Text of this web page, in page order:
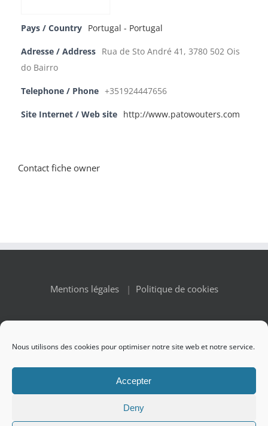
Nous utilisons des cookies pour optimiser notre site web et notre service.
Accepter
Deny
Pays / Country Portugal - Portugal
Adresse / Address
Rua de Sto André 41, 3780 502 Ois
do Bairro
Telephone / Phone +351924447656
Site Internet / Web site http://www.patowouters.com
Contact fiche owner
Mentions légales| Politique de cookies
2026 Renaissance des Appellations | All
Rights Reserved